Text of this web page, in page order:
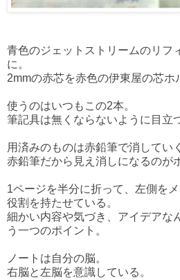
青色のジェットストリームのリフ
に。
2mmの赤芯を赤色の伊東屋の芯ホ
使うのはいつもこの2本。
筆記具は無くならないように目立
用済みのものは赤鉛筆で消してい
赤鉛筆だから見え消しになるのが
1ページを半分に折って、左側を
役割を持たせている。
細かい内容や気づき、アイデアな
う一つのポイント。
ノートは自分の脳。
右脳と左脳を意識している。